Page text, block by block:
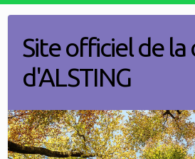
contentSite officiel de
d'ALSTING